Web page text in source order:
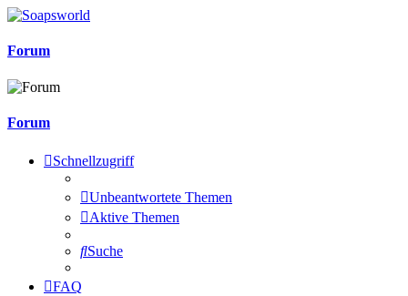
Forum
Forum
Schnellzugriff
Unbeantwortete Themen
Aktive Themen
Suche
FAQ